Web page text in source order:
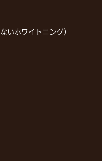
いホワイトニング）